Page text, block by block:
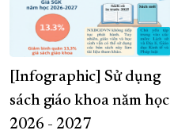
[Infographic] Sử dụng
sách giáo khoa năm học
2026 - 2027